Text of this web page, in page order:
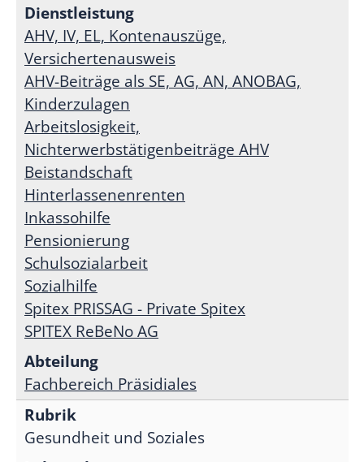
AHV, IV, EL, Kontenauszüge,
Versichertenausweis
AHV-Beiträge als SE, AG, AN, ANOBAG,
Kinderzulagen
Arbeitslosigkeit,
Nichterwerbstätigenbeiträge AHV
Beistandschaft
Hinterlassenenrenten
Inkassohilfe
Pensionierung
Schulsozialarbeit
Sozialhilfe
Spitex PRISSAG - Private Spitex
SPITEX ReBeNo AG
Fachbereich Präsidiales
Gesundheit und Soziales